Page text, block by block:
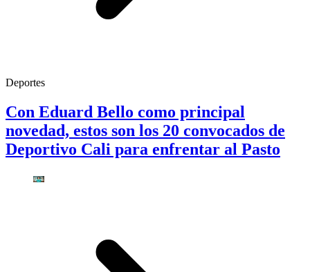
Deportes
Con Eduard Bello como principal
novedad, estos son los 20 convocados de
Deportivo Cali para enfrentar al Pasto